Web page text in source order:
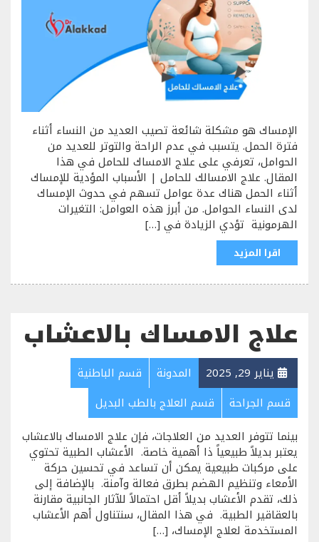
الإمساك هو مشكلة شائعة تصيب العديد من النساء أثناء
فترة الحمل. يتسبب في عدم الراحة والتوتر للعديد من
الحوامل، تعرفي على علاج الامساك للحامل في هذا
المقال. علاج الامسالك للحامل | الأسباب المؤدية للإمساك
أثناء الحمل هناك عدة عوامل تسهم في حدوث الإمساك
لدى النساء الحوامل. من أبرز هذه العوامل: التغيرات
الهرمونية تؤدي الزيادة في […]
اقرا المزيد
علاج الامساك بالاعشاب
يناير 29, 2025 المدونة
قسم الباطنية
قسم الجراحة
قسم العلاج بالطب البديل
بينما تتوفر العديد من العلاجات، فإن علاج الامساك بالاعشاب
يعتبر بديلاً طبيعياً ذا أهمية خاصة. الأعشاب الطبية تحتوي
على مركبات طبيعية يمكن أن تساعد في تحسين حركة
الأمعاء وتنظيم الهضم بطرق فعالة وآمنة. بالإضافة إلى
ذلك، تقدم الأعشاب بديلاً أقل احتمالاً للآثار الجانبية مقارنة
بالعقاقير الطبية. في هذا المقال، سنتناول أهم الأعشاب
المستخدمة لعلاج الإمساك، […]